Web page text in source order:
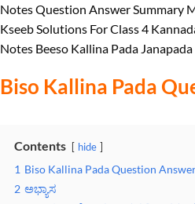
Notes Question Answer Summary
Kseeb Solutions For Class 4
Notes Beeso Kallina Pada Janapada
Biso Kallina Pada
Contents hide
1 Biso Kallina Pada Question
2 ಅಭ್ಯಾಸ